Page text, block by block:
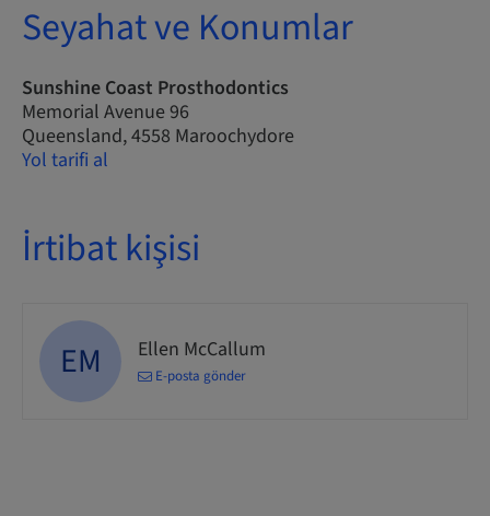
Seyahat ve Konumlar
Sunshine Coast Prosthodontics
Memorial Avenue 96
Queensland, 4558 Maroochydore
Yol tarifi al
İrtibat kişisi
EM Ellen McCallum
E-posta gönder